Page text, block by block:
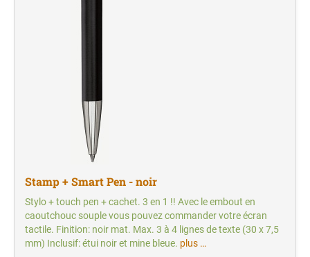
Stamp + Smart Pen - noir
Stylo + touch pen + cachet. 3 en 1 !! Avec le embout en
caoutchouc souple vous pouvez commander votre écran
tactile. Finition: noir mat. Max. 3 à 4 lignes de texte (30 x 7,5
mm) Inclusif: étui noir et mine bleue. plus …